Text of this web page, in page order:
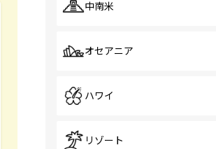
中南米
オセアニア
ハワイ
リゾート